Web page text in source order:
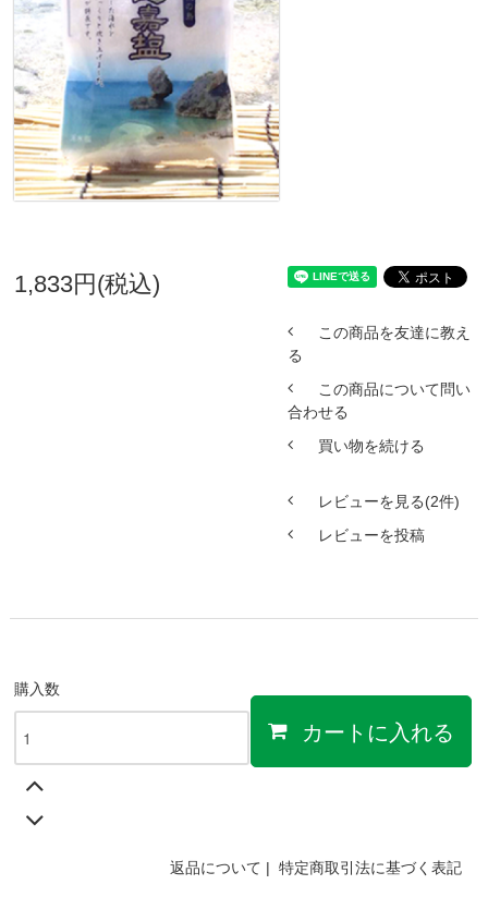
1,833円(税込)
この商品を友達に教え
る
この商品について問い
合わせる
買い物を続ける
レビューを見る(2件)
レビューを投稿
購入数
カートに入れる
返品について |特定商取引法に基づく表記